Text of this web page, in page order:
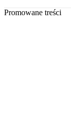
Promowane treści